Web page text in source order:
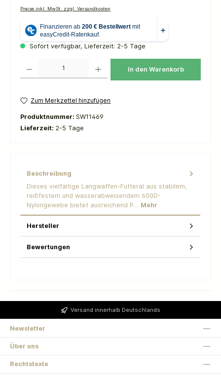
Preise inkl. MwSt. zzgl. Versandkosten
Sofort verfügbar, Lieferzeit: 2-5 Tage
In den Warenkorb
Zum Merkzettel hinzufügen
Produktnummer: SW11469
Lieferzeit: 2-5 Tage
Beschreibung
Dieses vielfältige Langwaffen-Futteral aus stabilem,
reißfestem und wasserabweisendem 600D-
Nylongewebe bietet ausreichend P… Mehr
Hersteller
Bewertungen
Versand innerhalb Deutschlands
Newsletter
Über uns
Rechtstexte